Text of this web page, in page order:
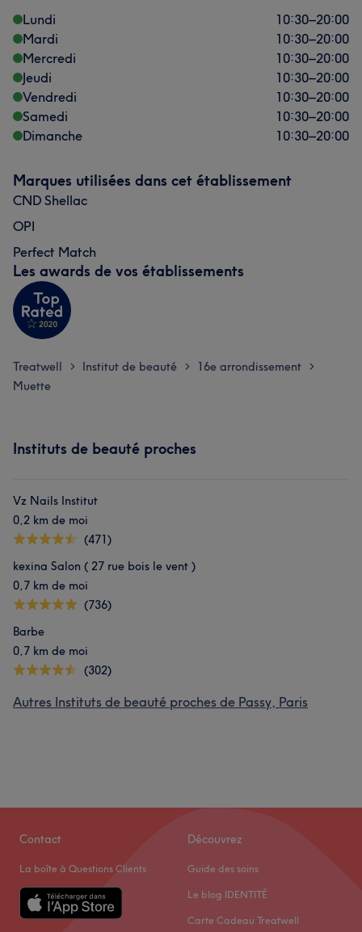
Lundi
10:30–20:00
Mardi
10:30–20:00
Mercredi
10:30–20:00
Jeudi
10:30–20:00
Vendredi
10:30–20:00
Samedi
10:30–20:00
Dimanche
10:30–20:00
Marques utilisées dans cet établissement
CND Shellac
OPI
Perfect Match
Les awards de vos établissements
Treatwell > Institut de beauté > 16e arrondissement >
Muette
Instituts de beauté proches
Vz Nails Institut
0,2 km de moi
(471)
kexina Salon ( 27 rue bois le vent )
0,7 km de moi
(736)
Barbe
0,7 km de moi
(302)
Autres Instituts de beauté proches de Passy, Paris
Contact
La boîte à Questions Clients
Découvrez
Guide des soins
Le blog IDENTITÉ
Carte Cadeau Treatwell